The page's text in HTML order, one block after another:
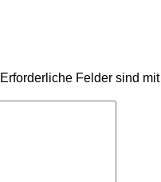
Erforderliche Felder sind mit